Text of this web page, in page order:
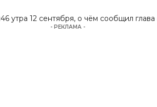
утра 12 сентября, о чём сообщил
- РЕКЛАМА -